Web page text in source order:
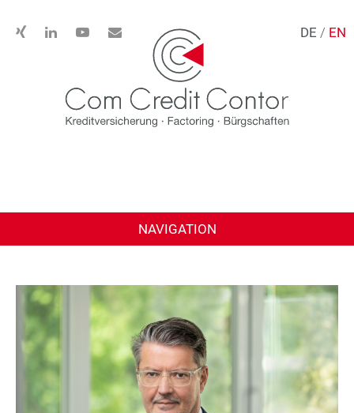
DE / EN
NAVIGATION